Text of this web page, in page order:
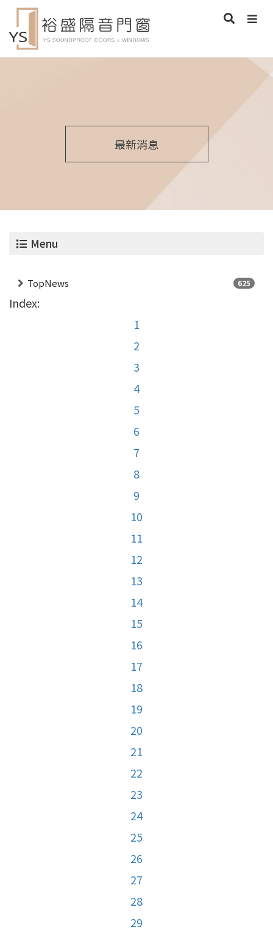
最新消息
Menu
TopNews 625
Index:
1
2
3
4
5
6
7
8
9
10
11
12
13
14
15
16
17
18
19
20
21
22
23
24
25
26
27
28
29